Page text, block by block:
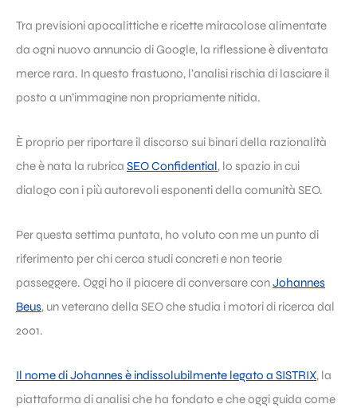
Tra previsioni apocalittiche e ricette miracolose alimentate
da ogni nuovo annuncio di Google, la riflessione è diventata
merce rara. In questo frastuono, l’analisi rischia di lasciare il
posto a un’immagine non propriamente nitida.
È proprio per riportare il discorso sui binari della razionalità
che è nata la rubrica SEO Confidential, lo spazio in cui
dialogo con i più autorevoli esponenti della comunità SEO.
Per questa settima puntata, ho voluto con me un punto di
riferimento per chi cerca studi concreti e non teorie
passeggere. Oggi ho il piacere di conversare conJohannes
Beus, un veterano della SEO che studia i motori di ricerca dal
2001.
Il nome di Johannes è indissolubilmente legato a SISTRIX, la
piattaforma di analisi che ha fondato e che oggi guida come